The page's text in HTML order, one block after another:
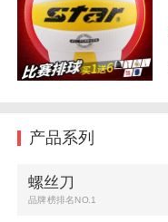
产品系列
螺丝刀
品牌榜排名NO.1